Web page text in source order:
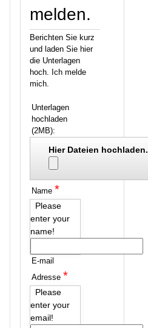
melden.
Berichten Sie kurz
und laden Sie hier
die Unterlagen
hoch. Ich melde
mich.
Unterlagen
hochladen
(2MB):
Hier Dateien hochladen.
Name *
Please
enter your
name!
E-mail
Adresse *
Please
enter your
email!